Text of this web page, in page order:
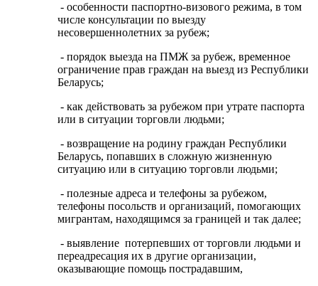
- особенности паспортно-визового режима, в том
числе консультации по выезду
несовершеннолетних за рубеж;
- порядок выезда на ПМЖ за рубеж, временное
ограничение прав граждан на выезд из Республики
Беларусь;
- как действовать за рубежом при утрате паспорта
или в ситуации торговли людьми;
- возвращение на родину граждан Республики
Беларусь, попавших в сложную жизненную
ситуацию или в ситуацию торговли людьми;
- полезные адреса и телефоны за рубежом,
телефоны посольств и организаций, помогающих
мигрантам, находящимся за границей и так далее;
- выявление потерпевших от торговли людьми и
переадресация их в другие организации,
оказывающие помощь пострадавшим,